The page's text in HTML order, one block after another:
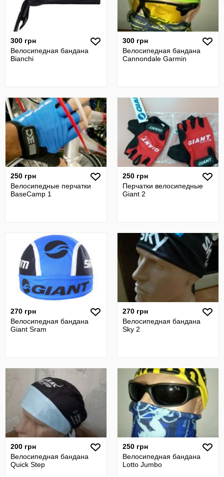
300 грн
Велосипедная бандана
Bianchi
300 грн
Велосипедная бандана
Cannondale Garmin
250 грн
Велосипедные перчатки
BaseCamp 1
250 грн
Перчатки велосипедные
Giant 2
270 грн
Велосипедная бандана
Giant Sram
270 грн
Велосипедная бандана
Sky 2
200 грн
Велосипедная бандана
Quick Step
250 грн
Велосипедная бандана
Lotto Jumbo